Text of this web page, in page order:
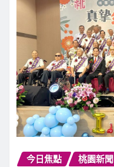
今日焦點 桃園新聞